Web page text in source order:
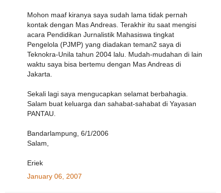
Mohon maaf kiranya saya sudah lama tidak pernah
kontak dengan Mas Andreas. Terakhir itu saat mengisi
acara Pendidikan Jurnalistik Mahasiswa tingkat
Pengelola (PJMP) yang diadakan teman2 saya di
Teknokra-Unila tahun 2004 lalu. Mudah-mudahan di lain
waktu saya bisa bertemu dengan Mas Andreas di
Jakarta.
Sekali lagi saya mengucapkan selamat berbahagia.
Salam buat keluarga dan sahabat-sahabat di Yayasan
PANTAU.
Bandarlampung, 6/1/2006
Salam,
Eriek
January 06, 2007